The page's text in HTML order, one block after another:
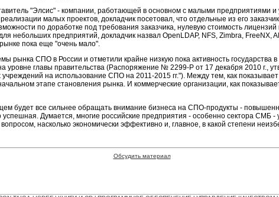
"Элсис" - компании, работающей в основном с малыми предприятиями
малых проектов, докладчик посетовал, что отдельные из его
по доработке под требования заказчика, нулевую стоимость
небольших предприятий, докладчик назвал OpenLDAP, NFS, Zimbra, FreeNX,
пока еще "очень мало".
рынка СПО в России и отметили крайне низкую пока активность
главы правительства (Распоряжение № 2299-Р от 17 декабря 2010 г.,
на использование СПО на 2011-2015 гг."). Между тем, как
этапе становления рынка. И коммерческие организации, как
будет все сильнее обращать внимание бизнеса на СПО-продукты -
Думается, многие российские предприятия - особенно сектора СМБ -
насколько экономически эффективно и, главное, в какой степени
Обсудить материал